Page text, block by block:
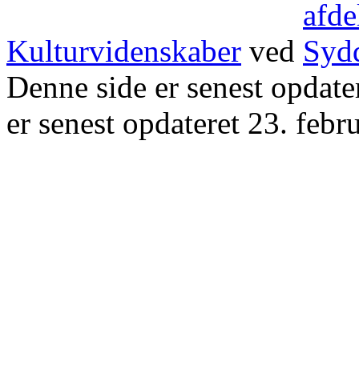
Kulturvidenskaber ved
Denne side er senest
er senest opdateret 23.